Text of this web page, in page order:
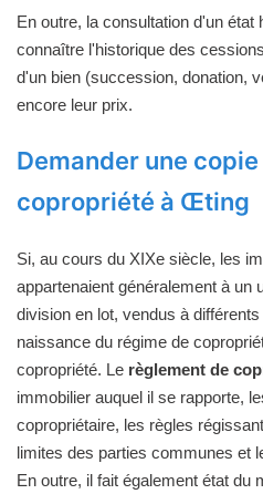
En outre, la consultation d'un état
connaître l'historique des
d'un bien (succession, donation,
encore leur prix.
Demander une
copropriété à Œting
Si, au cours du XIXe siècle, les
appartenaient généralement à un
division en lot, vendus à
naissance du régime de
copropriété. Le règlement de
immobilier auquel il se rapporte,
copropriétaire, les règles
limites des parties communes et
En outre, il fait également état du